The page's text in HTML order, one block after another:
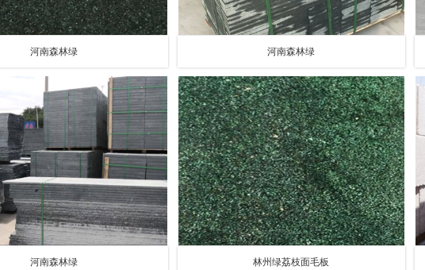
河南森林绿 河南森林绿
河南森林绿 林州绿荔枝面毛板